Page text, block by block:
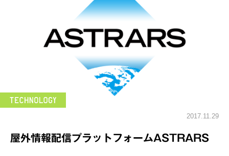
2017.11.29
屋外情報配信プラットフォームASTRARS